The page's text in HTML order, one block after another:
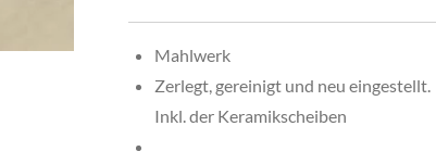
Mahlwerk
Zerlegt, gereinigt und neu eingestellt.
Inkl. der Keramikscheiben